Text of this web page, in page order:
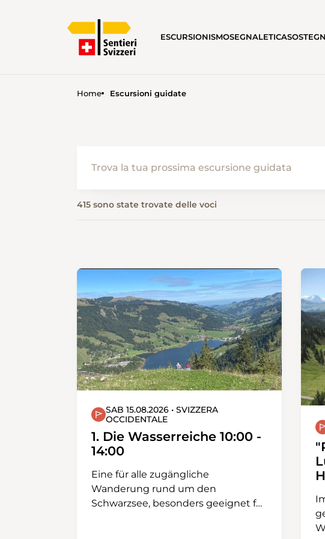
ESCURSIONISMOSEGNALETICA
Home Escursioni guidate
415 sono state trovate delle voci
SAB 15.08.2026 • SVIZZERA
OCCIDENTALE
1. Die Wasserreiche 10:00 -
14:00
Eine für alle zugängliche
Wanderung rund um den
Schwarzsee, besonders geeignet für